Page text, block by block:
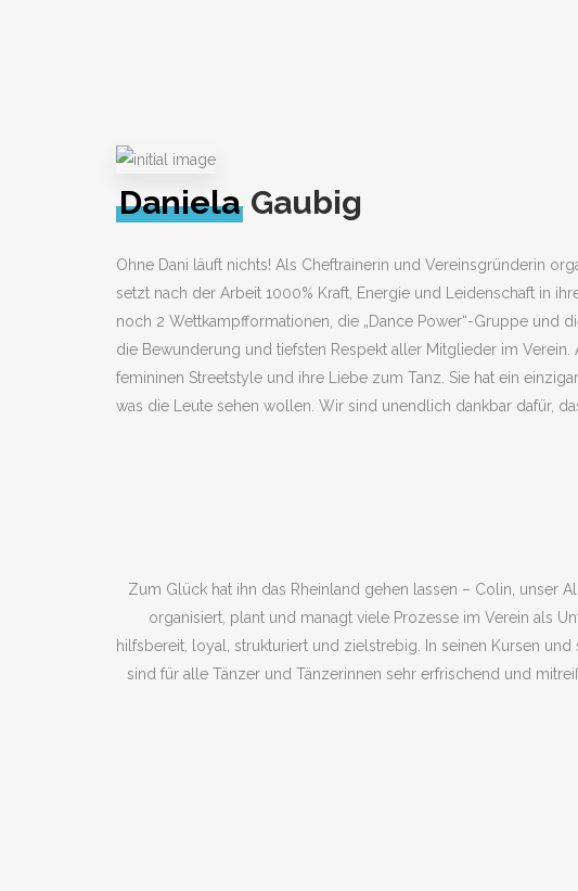
Daniela Gaubig
Ohne Dani läuft nichts! Als Cheftrainerin und Vereinsgründerin
setzt nach der Arbeit 1000% Kraft, Energie und Leidenschaft in
noch 2 Wettkampfformationen, die „Dance Power“-Gruppe und
die Bewunderung und tiefsten Respekt aller Mitglieder im
femininen Streetstyle und ihre Liebe zum Tanz. Sie hat ein
was die Leute sehen wollen. Wir sind unendlich dankbar dafür,
Zum Glück hat ihn das Rheinland gehen lassen – Colin, unser
organisiert, plant und managt viele Prozesse im Verein als
hilfsbereit, loyal, strukturiert und zielstrebig. In seinen Kursen
sind für alle Tänzer und Tänzerinnen sehr erfrischend und